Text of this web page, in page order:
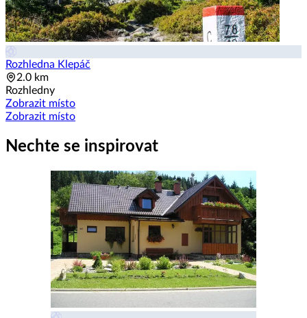
Rozhledna Klepáč
2.0 km
Rozhledny
Zobrazit místo
Zobrazit místo
Nechte se inspirovat